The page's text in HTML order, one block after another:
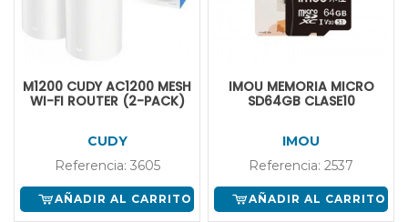
M1200 CUDY AC1200 MESH
WI-FI ROUTER (2-PACK)
CUDY
Referencia: 3605
AÑADIR AL CARRITO
IMOU MEMORIA MICRO
SD64GB CLASE10
IMOU
Referencia: 2537
AÑADIR AL CARRITO